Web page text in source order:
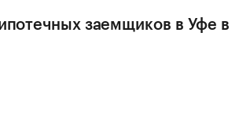
заемщиков в Уфе в